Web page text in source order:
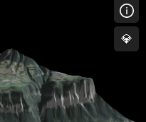
💎